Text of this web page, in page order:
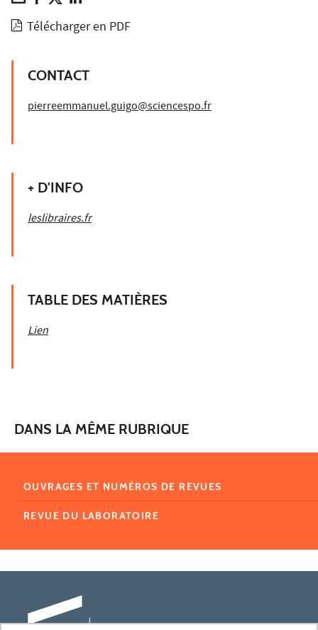
Télécharger en PDF
CONTACT
pierreemmanuel.guigo@sciencespo.fr
+ D'INFO
leslibraires.fr
TABLE DES MATIÈRES
Lien
DANS LA MÊME RUBRIQUE
OUVRAGES ET NUMÉROS DE REVUES
REVUE DU LABORATOIRE